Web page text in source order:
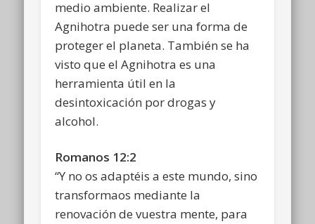
medio ambiente. Realizar el
Agnihotra puede ser una forma de
proteger el planeta. También se ha
visto que el Agnihotra es una
herramienta útil en la
desintoxicación por drogas y
alcohol.
Romanos 12:2
“Y no os adaptéis a este mundo, sino
transformaos mediante la
renovación de vuestra mente, para